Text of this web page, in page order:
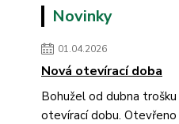
Novinky
01.04.2026
Nová otevírací doba
Bohužel od dubna
otevírací dobu.